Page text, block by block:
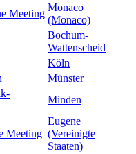
Meeting
Monaco
(Monaco)
Bochum-
Wattenscheid
Köln
Münster
Minden
Meeting
Eugene
(Vereinigte
Staaten)